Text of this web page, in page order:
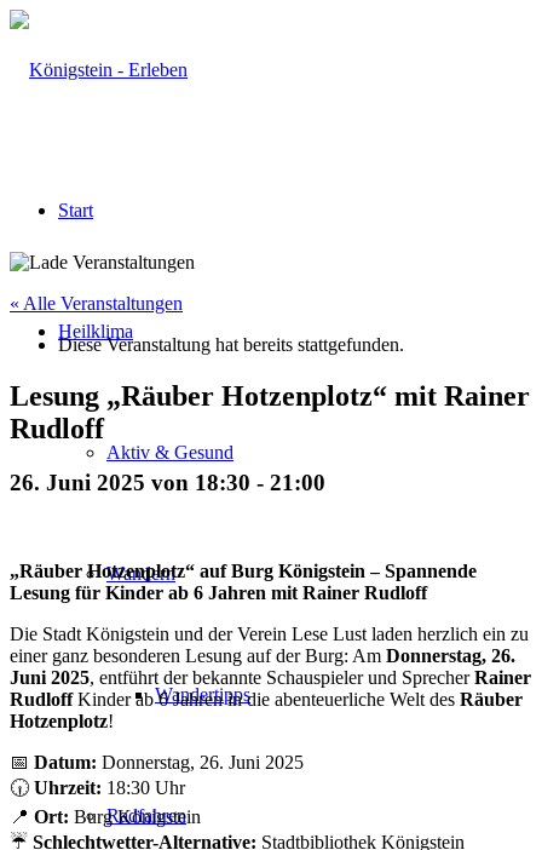
Start
Heilklima
Aktiv & Gesund
Wandern
Wandertipps
Radfahren
« Alle Veranstaltungen
Diese Veranstaltung hat bereits stattgefunden.
Lesung „Räuber Hotzenplotz“ mit Rainer
Rudloff
26. Juni 2025 von 18:30 - 21:00
„Räuber Hotzenplotz“ auf Burg Königstein – Spannende
Lesung für Kinder ab 6 Jahren mit Rainer Rudloff
Die Stadt Königstein und der Verein Lese Lust laden herzlich ein zu
einer ganz besonderen Lesung auf der Burg: Am Donnerstag, 26.
Juni 2025, entführt der bekannte Schauspieler und SprecherRainer
RudloffKinder ab 6 Jahren in die abenteuerliche Welt des Räuber
Hotzenplotz!
📅 Datum: Donnerstag, 26. Juni 2025
🕡 Uhrzeit: 18:30 Uhr
📍 Ort: Burg Königstein
☔ Schlechtwetter-Alternative: Stadtbibliothek Königstein